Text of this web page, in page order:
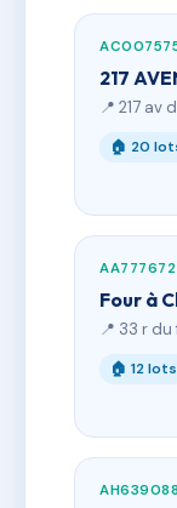
217
📍 217 av
🏠 20
Four à
📍 33 r
🏠 12 lots